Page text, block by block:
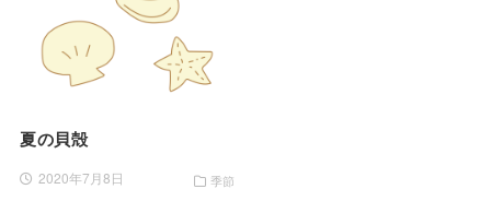
夏の貝殻
2020年7月8日 季節